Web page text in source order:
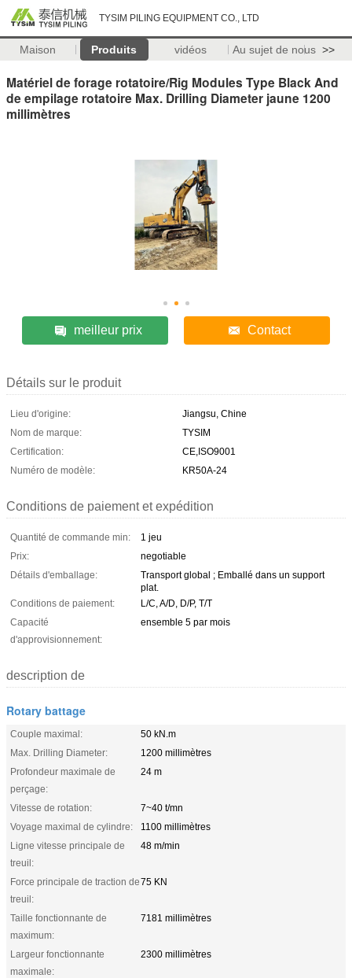
TYSIM PILING EQUIPMENT CO., LTD
Maison Produits vidéos Au sujet de nous >>
Matériel de forage rotatoire/Rig Modules Type Black And
de empilage rotatoire Max. Drilling Diameter jaune 1200
millimètres
meilleur prix Contact
Détails sur le produit
Lieu d'origine:
Jiangsu, Chine
Nom de marque:
TYSIM
Certification:
CE,ISO9001
Numéro de modèle:
KR50A-24
Conditions de paiement et expédition
Quantité de commande min:
1 jeu
Prix:
negotiable
Détails d'emballage:
Transport global ; Emballé dans un support
plat.
Conditions de paiement:
L/C, A/D, D/P, T/T
Capacité
d'approvisionnement:
ensemble 5 par mois
description de
Rotary battage
Couple maximal:
50 kN.m
Max. Drilling Diameter:
1200 millimètres
Profondeur maximale de
perçage:
24 m
Vitesse de rotation:
7~40 t/mn
Voyage maximal de cylindre:
1100 millimètres
Ligne vitesse principale de
treuil:
48 m/min
Force principale de traction de
treuil:
75 KN
Taille fonctionnante de
maximum:
7181 millimètres
Largeur fonctionnante
maximale:
2300 millimètres